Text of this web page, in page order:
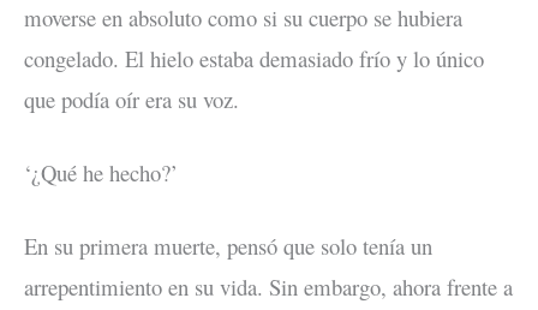
moverse en absoluto como si su cuerpo se hubiera
congelado. El hielo estaba demasiado frío y lo único
que podía oír era su voz.
‘¿Qué he hecho?’
En su primera muerte, pensó que solo tenía un
arrepentimiento en su vida. Sin embargo, ahora frente a